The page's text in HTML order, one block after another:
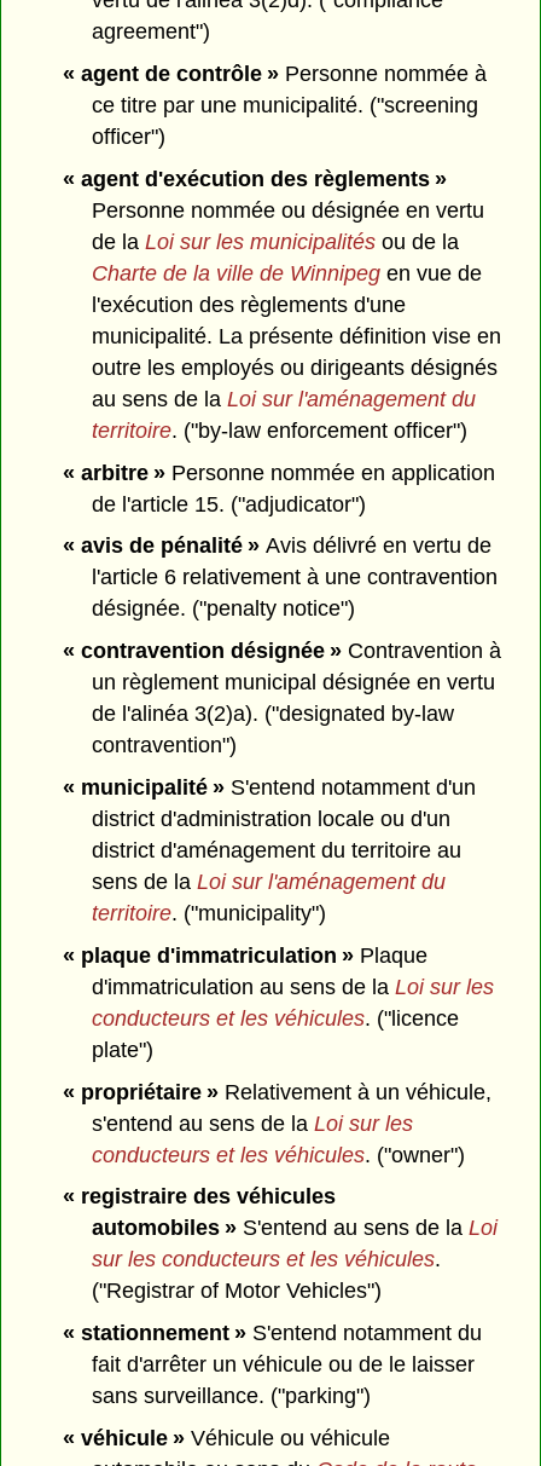
agreement")
« agent de contrôle »Personne nommée à
ce titre par une municipalité. ("screening
officer")
« agent d'exécution des règlements »
Personne nommée ou désignée en vertu
de la Loi sur les municipalitésou de la
Charte de la ville de Winnipeg en vue de
l'exécution des règlements d'une
municipalité. La présente définition vise en
outre les employés ou dirigeants désignés
au sens de la Loi sur l'aménagement du
territoire. ("by-law enforcement officer")
« arbitre »Personne nommée en application
de l'article 15. ("adjudicator")
« avis de pénalité » Avis délivré en vertu de
l'article 6 relativement à une contravention
désignée. ("penalty notice")
« contravention désignée » Contravention à
un règlement municipal désignée en vertu
de l'alinéa 3(2)a). ("designated by-law
contravention")
« municipalité »S'entend notamment d'un
district d'administration locale ou d'un
district d'aménagement du territoire au
sens de laLoi sur l'aménagement du
territoire. ("municipality")
« plaque d'immatriculation »Plaque
d'immatriculation au sens de laLoi sur les
conducteurs et les véhicules. ("licence
plate")
« propriétaire »Relativement à un véhicule,
s'entend au sens de laLoi sur les
conducteurs et les véhicules. ("owner")
« registraire des véhicules
automobiles » S'entend au sens de laLoi
sur les conducteurs et les véhicules.
("Registrar of Motor Vehicles")
« stationnement »S'entend notamment du
fait d'arrêter un véhicule ou de le laisser
sans surveillance. ("parking")
« véhicule »Véhicule ou véhicule